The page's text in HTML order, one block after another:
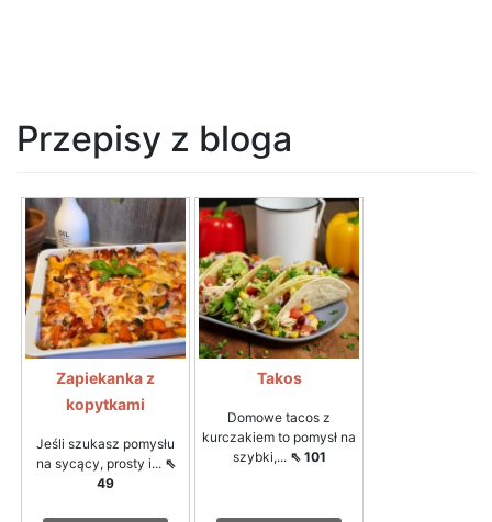
Przepisy z bloga
Zapiekanka z
kopytkami
Jeśli szukasz pomysłu
na sycący, prosty i... ⇖
49
Takos
Domowe tacos z
kurczakiem to pomysł na
szybki,... ⇖ 101